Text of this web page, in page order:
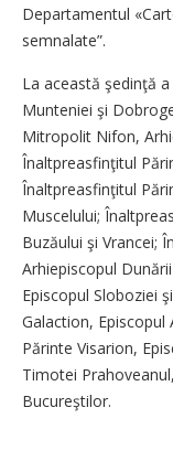
Departamentul
semnalate”.
La această şedinţă
Munteniei şi
Mitropolit Nifon,
Înaltpreasfinţitul
Înaltpreasfinţitul
Muscelului;
Buzăului şi Vrancei;
Arhiepiscopul
Episcopul Sloboziei
Galaction, Episcopul
Părinte Visarion,
Timotei
Bucureştilor.